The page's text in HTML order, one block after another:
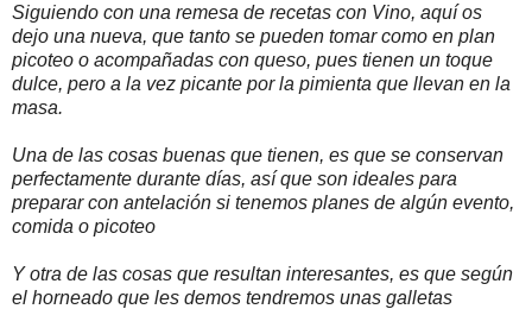
Siguiendo con una remesa de recetas con Vino, aquí os
dejo una nueva, que tanto se pueden tomar como en plan
picoteo o acompañadas con queso, pues tienen un toque
dulce, pero a la vez picante por la pimienta que llevan en la
masa.
Una de las cosas buenas que tienen, es que se conservan
perfectamente durante días, así que son ideales para
preparar con antelación si tenemos planes de algún evento,
comida o picoteo
Y otra de las cosas que resultan interesantes, es que según
el horneado que les demos tendremos unas galletas